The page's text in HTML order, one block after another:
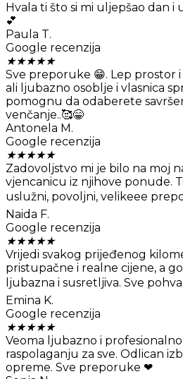
Hvala ti što si mi uljepšao dan i
💕
Paula T.
Google recenzija
★★★★★
Sve preporuke 😁. Lep prostor
ali ljubazno osoblje i vlasnica
pomognu da odaberete
venčanje..🥰😁
Antonela M.
Google recenzija
★★★★★
Zadovoljstvo mi je bilo na moj
vjencanicu iz njihove ponude.
uslužni, povoljni, velikeee
Naida F.
Google recenzija
★★★★★
Vrijedi svakog prijeđenog
pristupačne i realne cijene, a
ljubazna i susretljiva. Sve
Emina K.
Google recenzija
★★★★★
Veoma ljubazno i
raspolaganju za sve. Odlican
opreme. Sve preporuke ❤